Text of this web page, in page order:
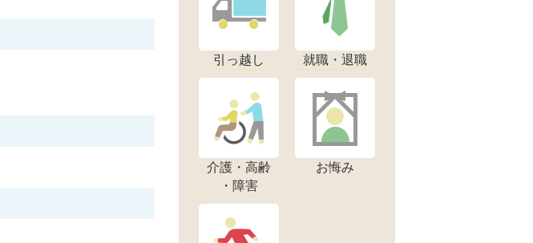
引っ越し 就職・退職
介護・高齢
・障害
お悔み